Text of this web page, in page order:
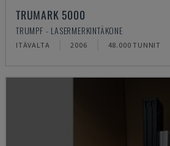
TRUMARK 5000
TRUMPF - LASERMERKINTÄKONE
ITÄVALTA 2006 48.000 TUNNIT